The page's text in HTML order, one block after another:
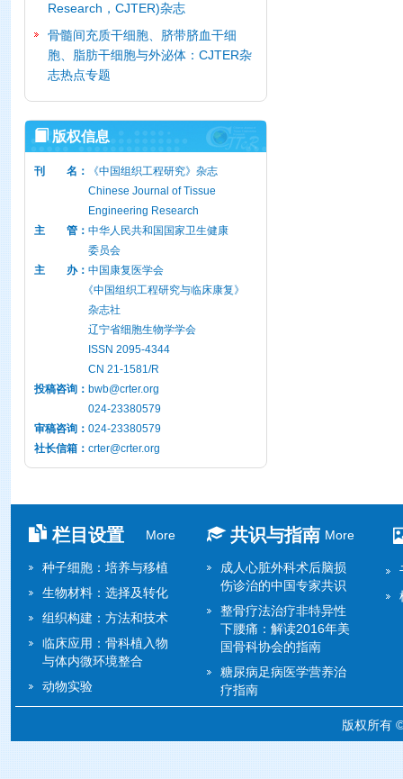
Research，CJTER)杂志
骨髓间充质干细胞、脐带脐血干细
胞、脂肪干细胞与外泌体：CJTER杂
志热点专题
版权信息
刊 名：
《中国组织工程研究》杂志
Chinese Journal of Tissue
Engineering Research
主 管： 中华人民共和国国家卫生健康
委员会
主 办： 中国康复医学会
《中国组织工程研究与临床康复》
杂志社
辽宁省细胞生物学学会
ISSN 2095-4344
CN 21-1581/R
投稿咨询： bwb@crter.org
024-23380579
审稿咨询： 024-23380579
社长信箱： crter@crter.org
栏目设置 More
种子细胞：培养与移植
生物材料：选择及转化
组织构建：方法和技术
临床应用：骨科植入物
与体内微环境整合
动物实验
共识与指南 More
成人心脏外科术后脑损
伤诊治的中国专家共识
整骨疗法治疗非特异性
下腰痛：解读2016年美
国骨科协会的指南
糖尿病足病医学营养治
疗指南
版权所有